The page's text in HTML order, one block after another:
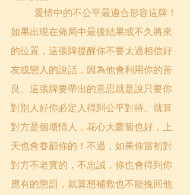
如果出現在佈局中最後結果或不久將來
的位置，這張牌提醒你不要太過相信好
友或戀人的說話，因為他會利用你的善
良。這張牌要帶出的意思就是說只要你
對別人好你必定人得到公平對待。就算
對方是個壞情人，花心大蘿蔔也好，上
天也會眷顧你的！不過，如果你當初對
對方不老實的，不忠誠，你也會得到你
應有的懲罰，就算想補救也不能挽回他